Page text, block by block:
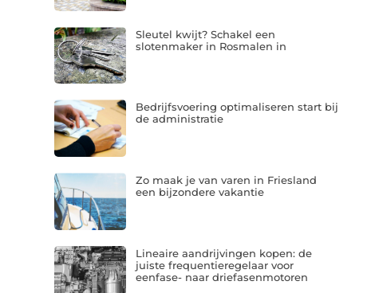
Sleutel kwijt? Schakel een
slotenmaker in Rosmalen in
Bedrijfsvoering optimaliseren start bij
de administratie
Zo maak je van varen in Friesland
een bijzondere vakantie
Lineaire aandrijvingen kopen: de
juiste frequentieregelaar voor
eenfase- naar driefasenmotoren